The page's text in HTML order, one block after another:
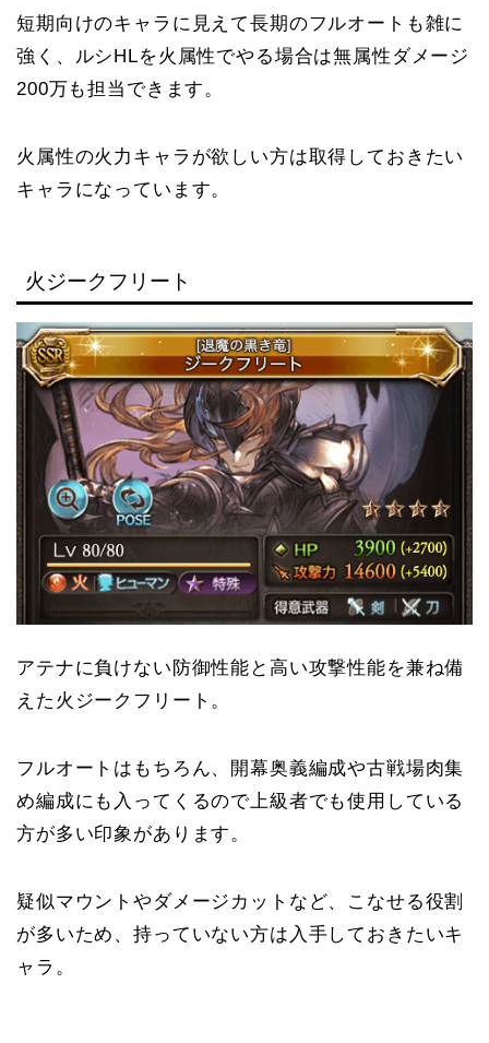
短期向けのキャラに見えて長期のフルオートも雑に
強く、ルシHLを火属性でやる場合は無属性ダメージ
200万も担当できます。
火属性の火力キャラが欲しい方は取得しておきたい
キャラになっています。
火ジークフリート
アテナに負けない防御性能と高い攻撃性能を兼ね備
えた火ジークフリート。
フルオートはもちろん、開幕奥義編成や古戦場肉集
め編成にも入ってくるので上級者でも使用している
方が多い印象があります。
疑似マウントやダメージカットなど、こなせる役割
が多いため、持っていない方は入手しておきたいキ
ャラ。